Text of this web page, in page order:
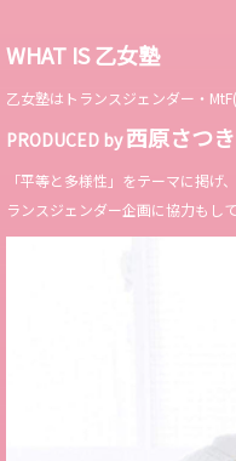
WHAT IS 乙女塾
乙女塾はトランスジェンダー・
PRODUCED by西原さつき
「平等と多様性」をテーマに掲
ランスジェンダー企画に協力もし